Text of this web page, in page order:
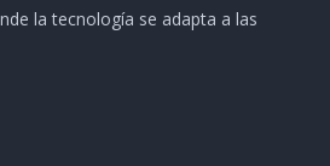
la tecnología se adapta a las